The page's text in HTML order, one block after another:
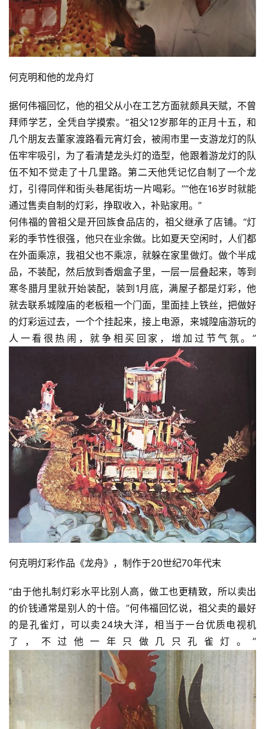
究
法
书
欣
砚
边
夜
话
美
术
图
库
容
易
寫
錯
用
錯
百
例
何克明和他的龙舟灯
据何伟福回忆，他的祖父从小在工艺方面就颇具天赋，不曾
拜师学艺，全凭自学摸索。“祖父12岁那年的正月十五，和
几个朋友去董家渡路看元宵灯会，被闹市里一支游龙灯的队
伍牢牢吸引，为了看清楚龙头灯的造型，他跟着游龙灯的队
伍不知不觉走了十几里路。第二天他凭记忆自制了一个龙
灯，引得同伴和街头巷尾街坊一片喝彩。”“他在16岁时就能
通过售卖自制的灯彩，挣取收入，补贴家用。”
何伟福的曾祖父是开回族食品店的，祖父继承了店铺。“灯
彩的季节性很强，他只在业余做。比如夏天空闲时，人们都
在外面乘凉，我祖父也不乘凉，就躲在家里做灯。做个半成
品，不装配，然后放到香烟盒子里，一层一层叠起来，等到
寒冬腊月里就开始装配，装到1月底，满屋子都是灯彩，他
就去联系城隍庙的老板租一个门面，里面挂上铁丝，把做好
的灯彩运过去，一个个挂起来，接上电源，来城隍庙游玩的
人一看很热闹，就争相买回家，增加过节气氛。”
何克明灯彩作品《龙舟》，制作于20世纪70年代末
“由于他扎制灯彩水平比别人高，做工也更精致，所以卖出
的价钱通常是别人的十倍。”何伟福回忆说，祖父卖的最好
的是孔雀灯，可以卖24块大洋，相当于一台优质电视机
了，不过他一年只做几只孔雀灯。”